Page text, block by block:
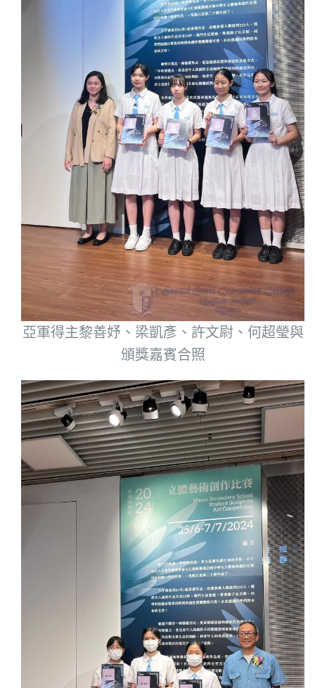
亞軍得主黎善妤、梁凱彥、許文尉、何超瑩與
頒獎嘉賓合照